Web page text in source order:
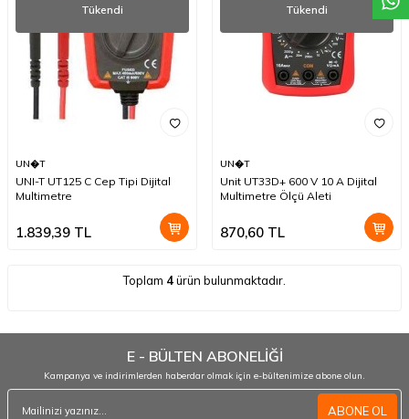
Tükendi
UN�T
UNI-T UT125 C Cep Tipi Dijital
Multimetre
1.839,39 TL
Tükendi
UN�T
Unit UT33D+ 600 V 10 A Dijital
Multimetre Ölçü Aleti
870,60 TL
Toplam 4ürün bulunmaktadır.
E - BÜLTEN ABONELİĞİ
Kampanya ve indirimlerden haberdar olmak için e-bültenimize abone olun.
ABONE OL